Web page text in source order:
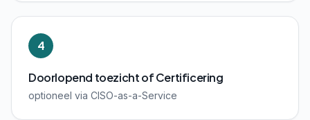
4
Doorlopend toezicht of Certificering
optioneel via CISO-as-a-Service